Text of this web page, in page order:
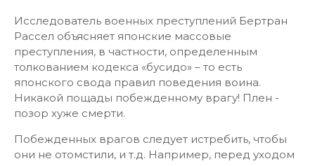
Исследователь военных преступлений Бертран
Рассел объясняет японские массовые
преступления, в частности, определенным
толкованием кодекса «бусидо» – то есть
японского свода правил поведения воина.
Никакой пощады побежденному врагу! Плен -
позор хуже смерти.
Побежденных врагов следует истребить, чтобы
они не отомстили, и т.д. Например, перед уходом